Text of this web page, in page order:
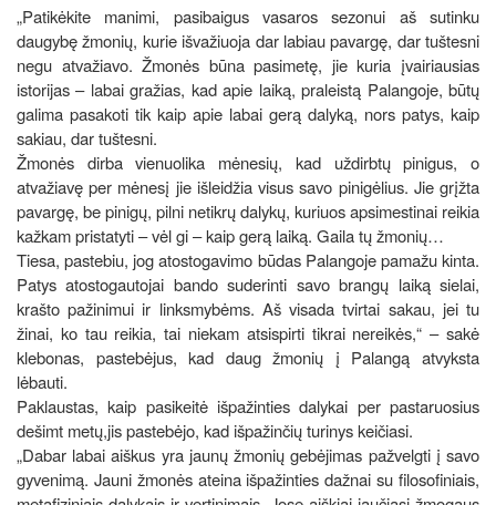
„Patikėkite manimi, pasibaigus vasaros sezonui aš sutinku
daugybę žmonių, kurie išvažiuoja dar labiau pavargę, dar tuštesni
negu atvažiavo. Žmonės būna pasimetę, jie kuria įvairiausias
istorijas – labai gražias, kad apie laiką, praleistą Palangoje, būtų
galima pasakoti tik kaip apie labai gerą dalyką, nors patys, kaip
sakiau, dar tuštesni.
Žmonės dirba vienuolika mėnesių, kad uždirbtų pinigus, o
atvažiavę per mėnesį jie išleidžia visus savo pinigėlius. Jie grįžta
pavargę, be pinigų, pilni netikrų dalykų, kuriuos apsimestinai reikia
kažkam pristatyti – vėl gi – kaip gerą laiką. Gaila tų žmonių…
Tiesa, pastebiu, jog atostogavimo būdas Palangoje pamažu kinta.
Patys atostogautojai bando suderinti savo brangų laiką sielai,
krašto pažinimui ir linksmybėms. Aš visada tvirtai sakau, jei tu
žinai, ko tau reikia, tai niekam atsispirti tikrai nereikės,“ – sakė
klebonas, pastebėjus, kad daug žmonių į Palangą atvyksta
lėbauti.
Paklaustas, kaip pasikeitė išpažinties dalykai per pastaruosius
dešimt metų,jis pastebėjo, kad išpažinčių turinys keičiasi.
„Dabar labai aiškus yra jaunų žmonių gebėjimas pažvelgti į savo
gyvenimą. Jauni žmonės ateina išpažinties dažnai su filosofiniais,